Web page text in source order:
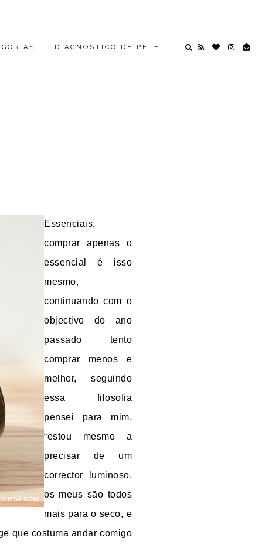
DIAGNÓSTICO DE PELE
Essenciais,
comprar apenas o
essencial é isso
mesmo,
continuando com o
objectivo do ano
passado tento
comprar menos e
melhor, seguindo
essa filosofia
pensei para mim,
“estou mesmo a
precisar de um
corrector luminoso,
os meus são todos
mais para o seco, e
que costuma andar comigo